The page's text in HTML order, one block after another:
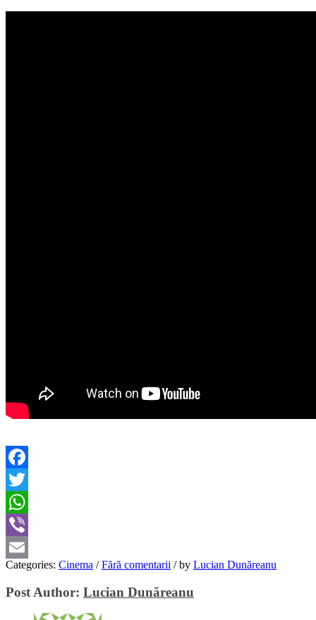
Facebook
Twitter
WhatsApp
Viber
Email
Categories: Cinema / Fără comentarii /by Lucian Dunăreanu
Post Author: Lucian Dunăreanu